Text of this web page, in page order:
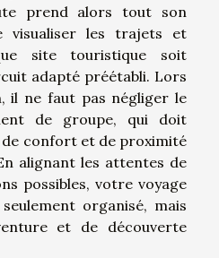
prend alors tout son
visualiser les trajets et
site touristique soit
adapté préétabli. Lors
il ne faut pas négliger le
de groupe, qui doit
de confort et de proximité
alignant les attentes de
possibles, votre voyage
organisé, mais
et de découverte